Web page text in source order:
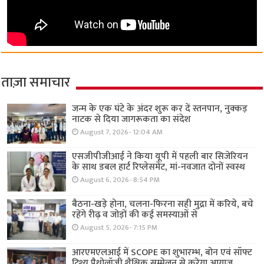
ताज़ा समाचार
जन्म के एक घंटे के अंदर शुरू कर दें स्तनपान, नुक्कड़
नाटक से दिया जागरूकता का संदेश
August 7, 2026- 12:04 AM
एसजीपीजीआई ने किया यूपी में पहली बार सिजेरियन
के साथ डबल हार्ट रिप्लेसमेंट, मां-नवजात दोनों स्वस्थ
August 6, 2026- 8:54 PM
बैठना-खड़े होना, चलना-फिरना सही मुद्रा में करिये, बचे
रहेंगे रीढ़ व जोड़ों की कई समस्याओं से
August 5, 2026- 7:15 PM
आरएमएलआई में SCOPE का शुभारम्भ, बोन एवं सॉफ्ट